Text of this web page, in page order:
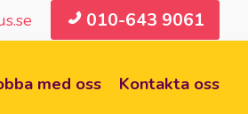
010-643 9061
med oss Kontakta oss